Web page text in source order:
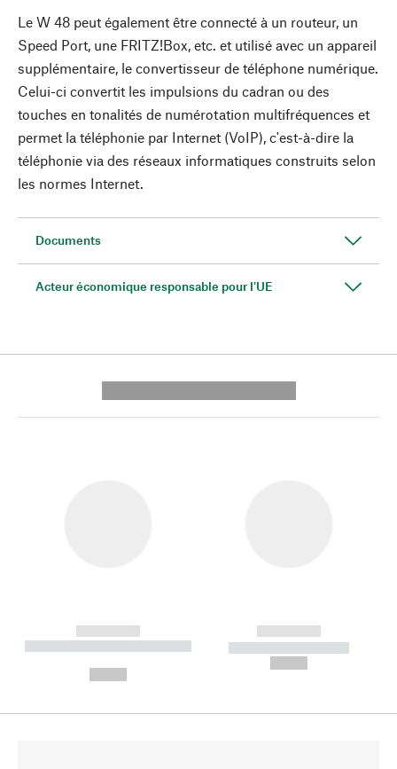
Le W 48 peut également être connecté à un routeur, un
Speed Port, une FRITZ!Box, etc. et utilisé avec un appareil
supplémentaire, le convertisseur de téléphone numérique.
Celui-ci convertit les impulsions du cadran ou des
touches en tonalités de numérotation multifréquences et
permet la téléphonie par Internet (VoIP), c'est-à-dire la
téléphonie via des réseaux informatiques construits selon
les normes Internet.
Documents
Acteur économique responsable pour l'UE
------------
----------- ----------- --------
------------
----------- -----------